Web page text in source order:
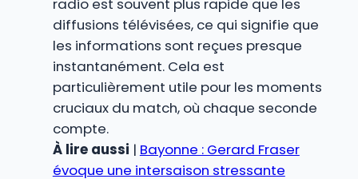
radio est souvent plus rapide que les
diffusions télévisées, ce qui signifie que
les informations sont reçues presque
instantanément. Cela est
particulièrement utile pour les moments
cruciaux du match, où chaque seconde
compte.
À lire aussi | Bayonne : Gerard Fraser
évoque une intersaison stressante